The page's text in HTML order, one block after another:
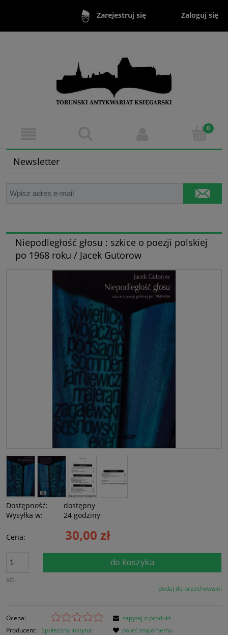
Zarejestruj się Zaloguj się
Newsletter
Niepodległość głosu : szkice o poezji polskiej
po 1968 roku / Jacek Gutorow
Dostępność:
dostępny
Wysyłka w:
24 godziny
Cena: 30,00 zł
szt.
do koszyka
dodaj do przechowalni
Ocena:
Producent: Społeczny Instytut
zapytaj o produkt
poleć znajomemu